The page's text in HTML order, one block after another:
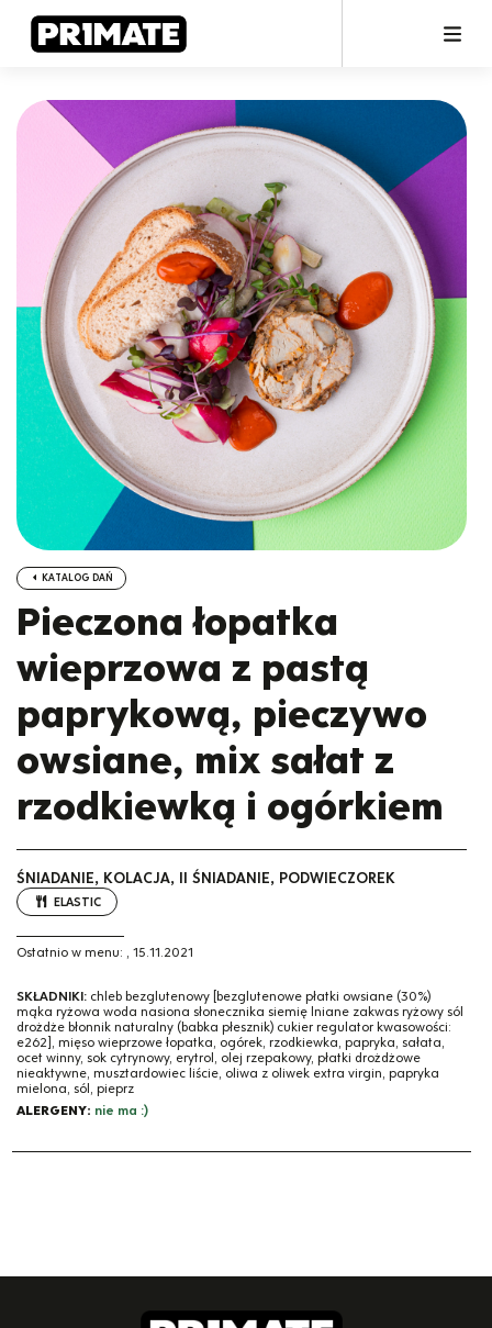
KATALOG DAŃ
Pieczona łopatka
wieprzowa z pastą
paprykową, pieczywo
owsiane, mix sałat z
rzodkiewką i ogórkiem
ŚNIADANIE, KOLACJA, II ŚNIADANIE, PODWIECZOREK
ELASTIC
Ostatnio w menu: , 15.11.2021
SKŁADNIKI: chleb bezglutenowy [bezglutenowe płatki owsiane (30%)
mąka ryżowa woda nasiona słonecznika siemię lniane zakwas ryżowy sól
drożdże błonnik naturalny (babka płesznik) cukier regulator kwasowości:
e262], mięso wieprzowe łopatka, ogórek, rzodkiewka, papryka, sałata,
ocet winny, sok cytrynowy, erytrol, olej rzepakowy, płatki drożdżowe
nieaktywne, musztardowiec liście, oliwa z oliwek extra virgin, papryka
mielona, sól, pieprz
ALERGENY: nie ma :)